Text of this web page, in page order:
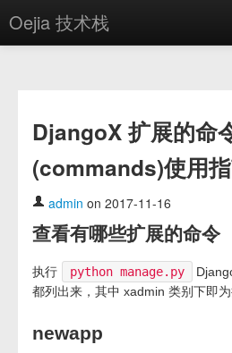
Oejia 技术栈
方案
OE学院
分享
关于
编辑器
DjangoX 扩展的命
(commands)使用
admin on 2017-11-16
查看有哪些扩展的命令
执行 python manage.py
都列出来，其中 xadmin 类别下即
newapp